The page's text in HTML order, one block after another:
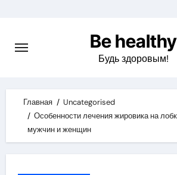
content
Be healthy
Будь здоровым!
Главная
Uncategorised
Особенности лечения жировика на
мужчин и женщин